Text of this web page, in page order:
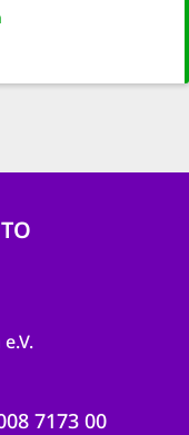
7173 00